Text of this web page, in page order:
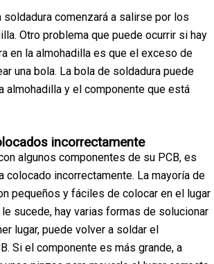
comenzará a salirse por los
Otro problema que puede ocurrir si hay
en la almohadilla es que el exceso de
una bola. La bola de soldadura puede
almohadilla y el componente que está
incorrectamente
algunos componentes de su PCB, es
colocado incorrectamente. La mayoría de
pequeños y fáciles de colocar en el lugar
sucede, hay varias formas de solucionar
lugar, puede volver a soldar el
Si el componente es más grande, a